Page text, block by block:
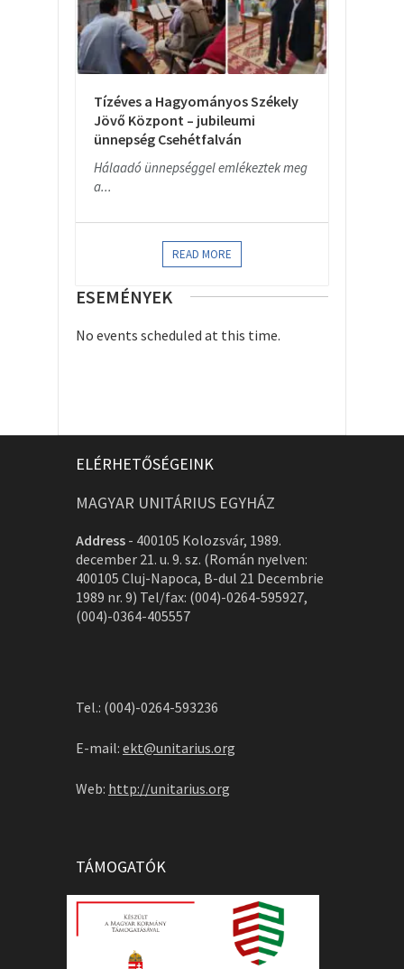
Tízéves a Hagyományos Székely
Jövő Központ – jubileumi
ünnepség Csehétfalván
Hálaadó ünnepséggel emlékeztek meg
a...
READ MORE
ESEMÉNYEK
No events scheduled at this time.
ELÉRHETŐSÉGEINK
MAGYAR UNITÁRIUS EGYHÁZ
Address - 400105 Kolozsvár, 1989.
december 21. u. 9. sz. (Román nyelven:
400105 Cluj-Napoca, B-dul 21 Decembrie
1989 nr. 9) Tel/fax: (004)-0264-595927,
(004)-0364-405557
Tel.: (004)-0264-593236
E-mail: ekt@unitarius.org
Web: http://unitarius.org
TÁMOGATÓK